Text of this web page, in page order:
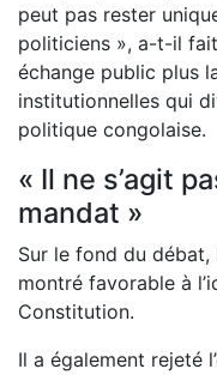
peut pas rester
politiciens », a-t-il
échange public plus
institutionnelles qui
politique congolaise.
« Il ne s’agit
mandat »
Sur le fond du débat,
montré favorable à
Constitution.
Il a également rejeté